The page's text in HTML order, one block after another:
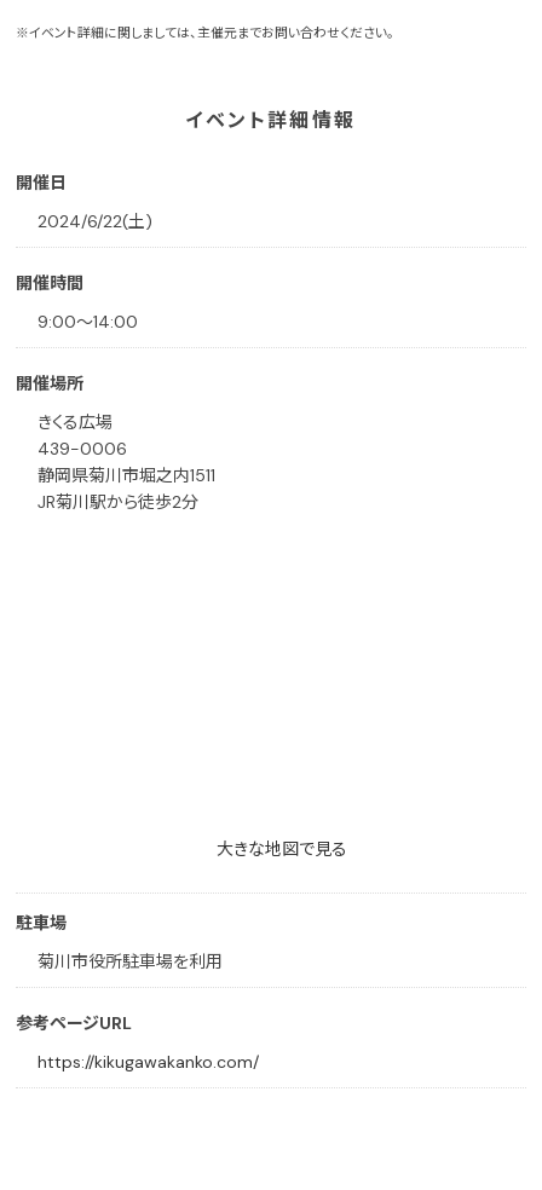
※イベント詳細に関しましては、主催元までお問い合わせください。
イベント詳細情報
開催日
2024/6/22(土)
開催時間
9:00～14:00
開催場所
きくる広場
439-0006
静岡県菊川市堀之内1511
JR菊川駅から徒歩2分
大きな地図で見る
駐車場
菊川市役所駐車場を利用
参考ページURL
https://kikugawakanko.com/